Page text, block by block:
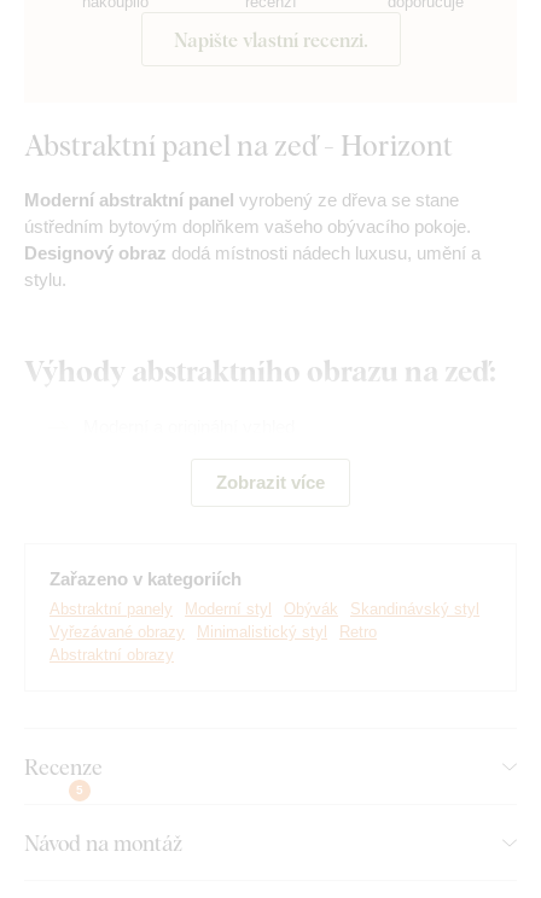
Napište vlastní recenzi.
Abstraktní panel na zeď - Horizont
Moderní abstraktní panel vyrobený ze dřeva se stane
ústředním bytovým doplňkem vašeho obývacího pokoje.
Designový obraz dodá místnosti nádech luxusu, umění a
stylu.
Výhody abstraktního obrazu na zeď:
Skvěle se hodí do malého prostoru
Na výběr mnoho dekorů
doporučujeme použít pěnovou lepicí pásku nebo malé hřebíky.
Bez vrtání, jednoduše a rychle.
Zobrazit více
Zařazeno v kategoriích
Abstraktní panely Moderní styl Obývák
Skandinávský styl
Vyřezávané obrazy
Minimalistický styl
Retro
Abstraktní obrazy
Recenze
5
Návod na montáž